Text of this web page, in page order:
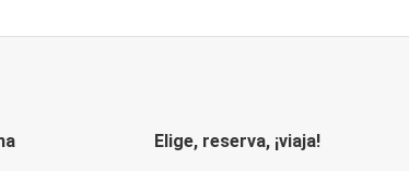
Elige, reserva, ¡viaja!